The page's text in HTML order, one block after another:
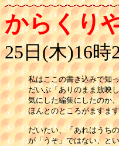
からくり
25日(木)16時
私はここの書き込みで知
だいぶ「ありのまま放映
気にした編集にしたのか
ほんとのところがますま
だいたい、「あれはうち
が「うそ」ではない、と